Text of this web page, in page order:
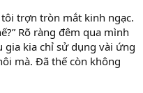
trợn tròn mắt kinh ngạc.
Rõ ràng đêm qua mình
gia kia chỉ sử dụng vài ứng
mà. Đã thế còn không